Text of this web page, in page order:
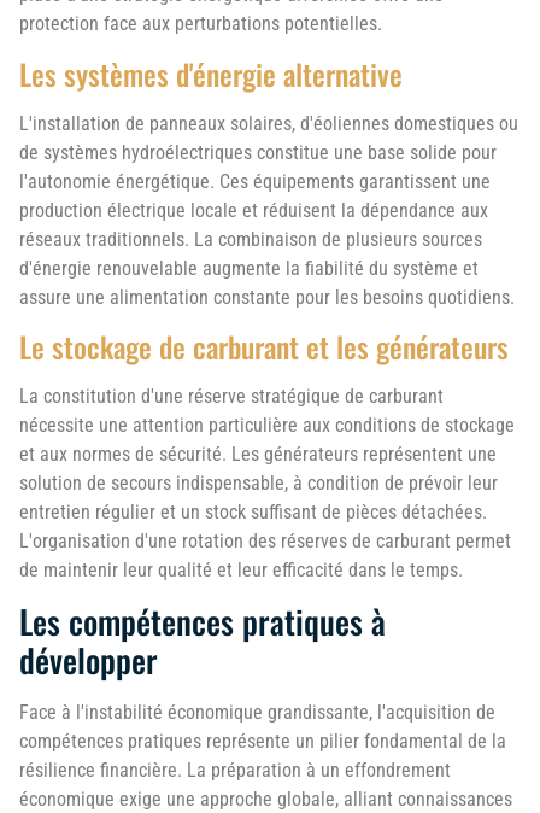
protection face aux perturbations potentielles.
Les systèmes d'énergie alternative
L'installation de panneaux solaires, d'éoliennes domestiques ou
de systèmes hydroélectriques constitue une base solide pour
l'autonomie énergétique. Ces équipements garantissent une
production électrique locale et réduisent la dépendance aux
réseaux traditionnels. La combinaison de plusieurs sources
d'énergie renouvelable augmente la fiabilité du système et
assure une alimentation constante pour les besoins quotidiens.
Le stockage de carburant et les générateurs
La constitution d'une réserve stratégique de carburant
nécessite une attention particulière aux conditions de stockage
et aux normes de sécurité. Les générateurs représentent une
solution de secours indispensable, à condition de prévoir leur
entretien régulier et un stock suffisant de pièces détachées.
L'organisation d'une rotation des réserves de carburant permet
de maintenir leur qualité et leur efficacité dans le temps.
Les compétences pratiques à
développer
Face à l'instabilité économique grandissante, l'acquisition de
compétences pratiques représente un pilier fondamental de la
résilience financière. La préparation à un effondrement
économique exige une approche globale, alliant connaissances